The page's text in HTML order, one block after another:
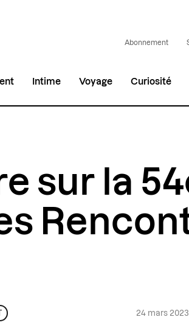
Abonnement
Intime Voyage Curiosité
sur la
24 mars 2023